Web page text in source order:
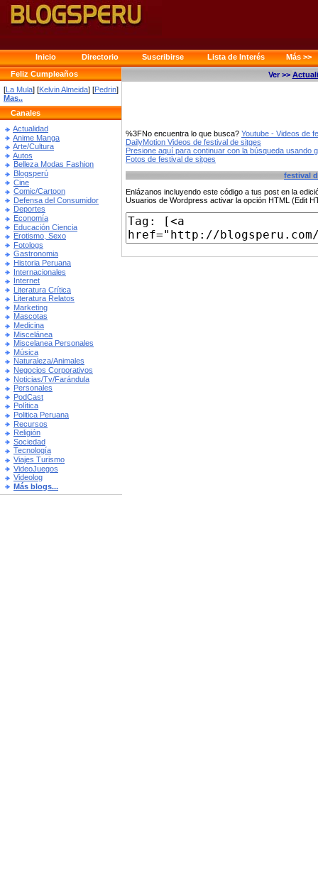
Inicio Directorio Suscribirse Lista de Interés
Más >>
Feliz Cumpleaños
[La Mula] [Kelvin Almeida] [Pedrin]
Mas..
Canales
Actualidad
Anime Manga
Arte/Cultura
Autos
Belleza Modas Fashion
Blogsperú
Cine
Comic/Cartoon
Defensa del Consumidor
Deportes
Economía
Educación Ciencia
Erotismo, Sexo
Fotologs
Gastronomia
Historia Peruana
Internacionales
Internet
Literatura Crítica
Literatura Relatos
Marketing
Mascotas
Medicina
Miscelánea
Miscelanea Personales
Música
Naturaleza/Animales
Negocios Corporativos
Noticias/Tv/Farándula
Personales
PodCast
Política
Politica Peruana
Recursos
Religión
Sociedad
Tecnología
Viajes Turismo
VideoJuegos
Videolog
Más blogs...
Ver >>
%3FNo encuentra lo que busca? Youtube - Videos de
DailyMotion Videos de festival de sitges
Presione aquí para continuar con la búsqueda usando
Fotos de festival de sitges
festival
Enlázanos incluyendo este código a tus post en la
Usuarios de Wordpress activar la opción HTML (Edit